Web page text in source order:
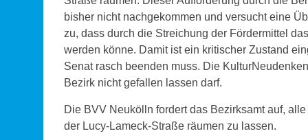
bisher nicht nachgekommen und versucht eine
zu, dass durch die Streichung der Fördermittel
werden könne. Damit ist ein kritischer Zustand
Senat rasch beenden muss. Die
Bezirk nicht gefallen lassen darf.
Die BVV Neukölln fordert das Bezirksamt auf,
der Lucy-Lameck-Straße räumen zu lassen.